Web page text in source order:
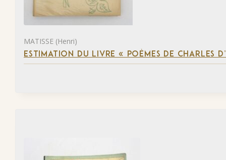
MATISSE (Henri)
ESTIMATION DU LIVRE « POÈMES DE CHARLES